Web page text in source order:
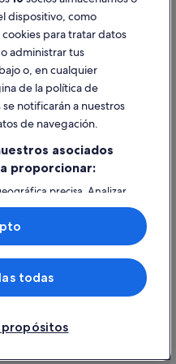
alquiler vacacional
Expedia Group. Todos los
de Expedia son marcas
de Expedia, Inc.
dispositivo, como
para tratar datos
administrar tus
o, en cualquier
de la política de
notificarán a nuestros
de navegación.
asociados
proporcionar:
precisa. Analizar
del dispositivo para su
en un dispositivo
contenido personalizados,
investigación de
todas